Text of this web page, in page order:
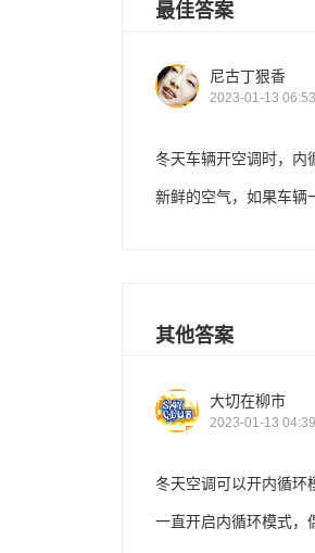
最佳答案
尼古丁狠香
2023-01-13
冬天车辆开空调时，内
新鲜的空气，如果车辆
其他答案
大切在柳市
2023-01-13
冬天空调可以开内循环
一直开启内循环模式，